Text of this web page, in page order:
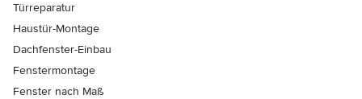
Türreparatur
Haustür-Montage
Dachfenster-Einbau
Fenstermontage
Fenster nach Maß